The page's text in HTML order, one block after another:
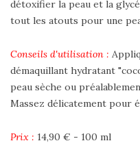
détoxifier la peau et la
tout les atouts pour une
Conseils d'utilisation :
démaquillant hydratant
peau sèche ou
Massez délicatement pour
Prix : 14,90 € - 100 ml